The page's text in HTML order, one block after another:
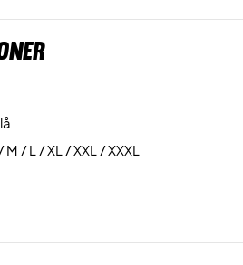
M / L / XL / XXL / XXXL